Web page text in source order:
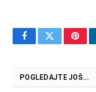
FacebookTwitter
POGLEDAJTE JOŠ...